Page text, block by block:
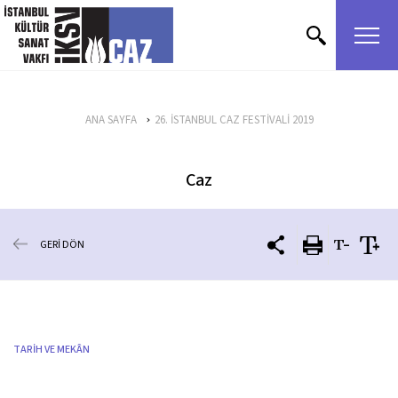
içeriği atla
ANA SAYFA 26. İSTANBUL CAZ FESTİVALİ 2019
Caz
GERİ DÖN
TARİH VE MEKÂN